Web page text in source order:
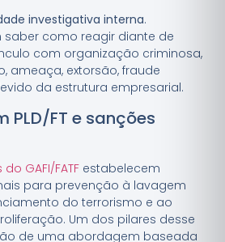
investigativa interna.
saber como reagir diante de
com organização criminosa,
ameaça, extorsão, fraude
da estrutura empresarial.
PLD/FT e sanções
GAFI/FATFestabelecem
para prevenção à lavagem
do terrorismo e ao
Um dos pilares desse
de uma abordagem baseada